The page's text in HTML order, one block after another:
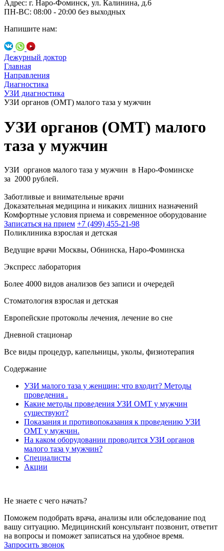
Адрес: г. Наро-Фоминск, ул. Калинина, д.6
ПН-ВС: 08:00 - 20:00 без выходных
Напишите нам:
Дежурный доктор
Главная
Направления
Диагностика
УЗИ диагностика
УЗИ органов (ОМТ) малого таза у мужчин
УЗИ органов (ОМТ) малого
таза у мужчин
УЗИ органов малого таза у мужчин в Наро-Фоминске
за 2000 рублей.
Заботливые и внимательные врачи
Доказательная медицина и никаких лишних назначений
Комфортные условия приема и современное оборудование
Записаться на прием +7 (499) 455-21-98
Поликлиника взрослая и детская
Ведущие врачи Москвы, Обнинска, Наро-Фоминска
Экспресс лаборатория
Более 4000 видов анализов без записи и очередей
Стоматология взрослая и детская
Европейские протоколы лечения, лечение во сне
Дневной стационар
Все виды процедур, капельницы, уколы, физиотерапия
Содержание
УЗИ малого таза у женщин: что входит? Методы
проведения .
Какие методы проведения УЗИ ОМТ у мужчин
существуют?
Показания и противопоказания к проведению УЗИ
ОМТ у мужчин.
На каком оборудовании проводится УЗИ органов
малого таза у мужчин?
Специалисты
Акции
Не знаете с чего начать?
Поможем подобрать врача, анализы или обследование под
вашу ситуацию. Медицинский консультант позвонит, ответит
на вопросы и поможет записаться на удобное время.
Запросить звонок